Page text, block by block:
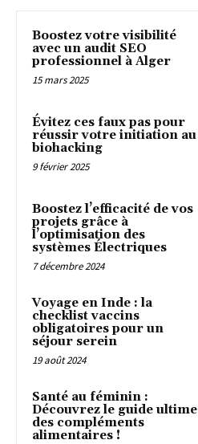
Boostez votre visibilité
avec un audit SEO
professionnel à Alger
15 mars 2025
Évitez ces faux pas pour
réussir votre initiation au
biohacking
9 février 2025
Boostez l’efficacité de vos
projets grâce à
l’optimisation des
systèmes Électriques
7 décembre 2024
Voyage en Inde : la
checklist vaccins
obligatoires pour un
séjour serein
19 août 2024
Santé au féminin :
Découvrez le guide ultime
des compléments
alimentaires !